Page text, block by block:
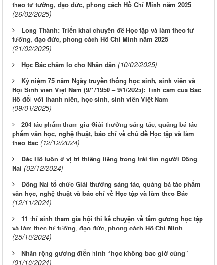
theo tư tưởng, đạo đức, phong cách Hồ Chí Minh năm 2025
(26/02/2025)
Long Thành: Triển khai chuyên đề Học tập và làm theo tư
tưởng, đạo đức, phong cách Hồ Chí Minh năm 2025
(21/02/2025)
Học Bác chăm lo cho Nhân dân (10/02/2025)
Kỷ niệm 75 năm Ngày truyền thống học sinh, sinh viên và
Hội Sinh viên Việt Nam (9/1/1950 – 9/1/2025): Tình cảm của Bác
Hồ đối với thanh niên, học sinh, sinh viên Việt Nam
(09/01/2025)
204 tác phẩm tham gia Giải thưởng sáng tác, quảng bá tác
phẩm văn học, nghệ thuật, báo chí về chủ đề Học tập và làm
theo Bác (12/12/2024)
Bác Hồ luôn ở vị trí thiêng liêng trong trái tim người Đồng
Nai (02/12/2024)
Đồng Nai tổ chức Giải thưởng sáng tác, quảng bá tác phẩm
văn học, nghệ thuật và báo chí về Học tập và làm theo Bác
(12/11/2024)
11 thí sinh tham gia hội thi kể chuyện về tấm gương học tập
và làm theo tư tưởng, đạo đức, phong cách Hồ Chí Minh
(25/10/2024)
Nhân rộng gương điển hình “học không bao giờ cùng”
(01/10/2024)